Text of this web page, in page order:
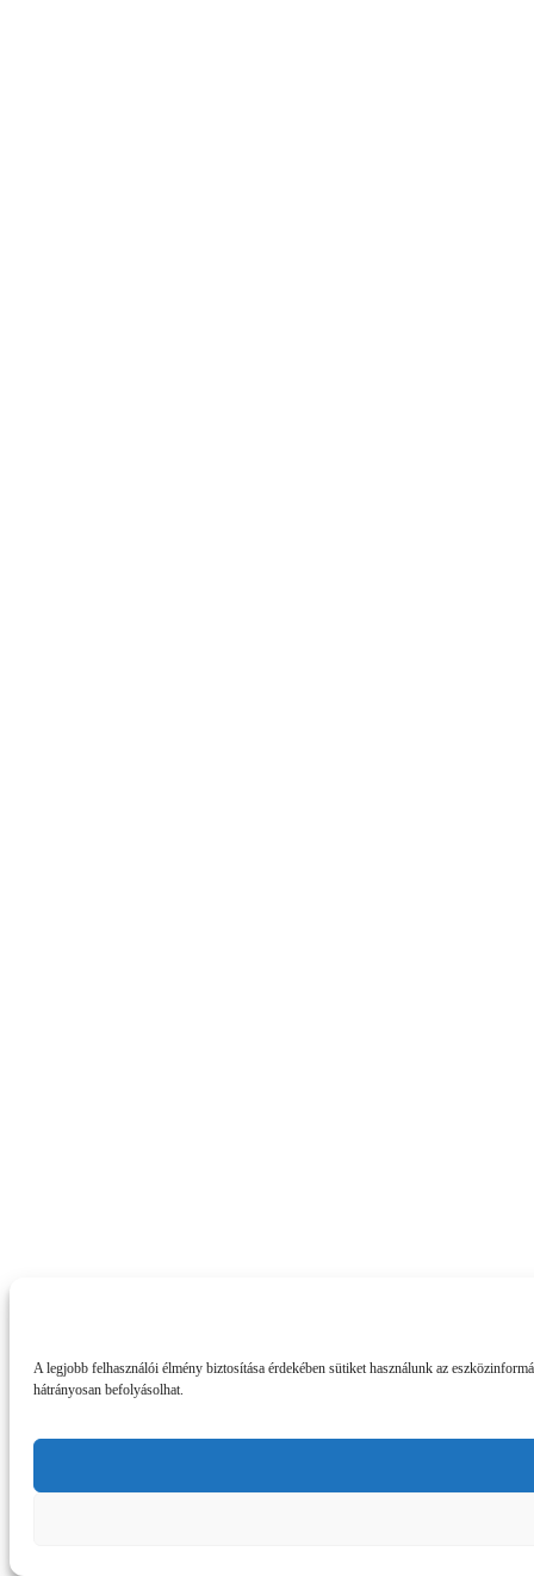
A legjobb felhasználói élmény biztosítása érdekében sütiket használunk az
hátrányosan befolyásolhat.